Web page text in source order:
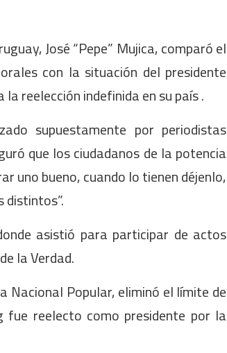
José “Pepe” Mujica, comparó el
con la situación del presidente
reelección indefinida en su país .
supuestamente por periodistas
que los ciudadanos de la potencia
uno bueno, cuando lo tienen déjenlo,
asistió para participar de actos
la Verdad.
Nacional Popular, eliminó el límite de
fue reelecto como presidente por la